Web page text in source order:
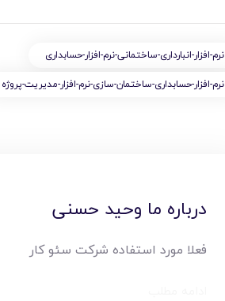
نرم-افزار-انبارداری-ساختمانی-نرم-افزار-حسابداری
نرم-افزار-حسابداری-ساختمان-سازی-نرم-افزار-مدیریت-پروژه
درباره ما وحید حسنی
فعلا مورد استفاده شرکت سئو کار